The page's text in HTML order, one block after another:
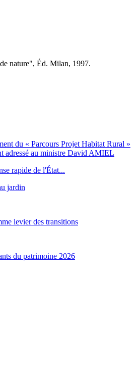
nature", Éd. Milan, 1997.
du « Parcours Projet Habitat Rural »
adressé au ministre David AMIEL
rapide de l'État...
jardin
levier des transitions
du patrimoine 2026